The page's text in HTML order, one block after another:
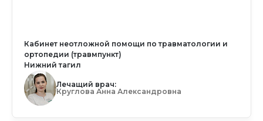
Кабинет неотложной помощи по травматологии и
ортопедии (травмпункт)
Нижний тагил
Лечащий врач:
Круглова Анна Александровна